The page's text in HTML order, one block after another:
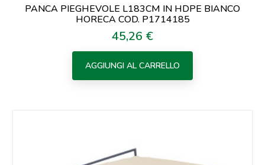
PANCA PIEGHEVOLE L183CM IN HDPE BIANCO
HORECA COD. P1714185
Prezzo
45,26 €
AGGIUNGI AL CARRELLO